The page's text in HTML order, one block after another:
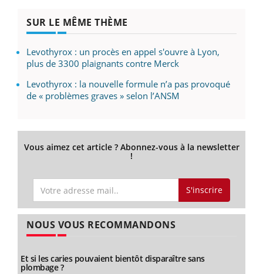
SUR LE MÊME THÈME
Levothyrox : un procès en appel s'ouvre à Lyon,
plus de 3300 plaignants contre Merck
Levothyrox : la nouvelle formule n’a pas provoqué
de « problèmes graves » selon l’ANSM
Vous aimez cet article ? Abonnez-vous à la newsletter
!
S'inscrire
NOUS VOUS RECOMMANDONS
Et si les caries pouvaient bientôt disparaître sans
plombage ?